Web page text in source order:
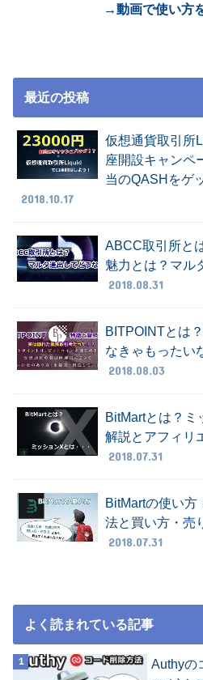
→動画で使い方
最近の投稿
仮想通貨取引所
座開設キャンペ
当のQASHをゲ
2018.10.17
ABCC取引所と
魅力とは？マル
2018.08.31
BITPOINTとは
なきゃもったい
2018.08.03
BitMartとは？ミ
解説とアフィリ
2018.07.31
BitMartの使い方
法と買い方・売
2018.07.31
よく読まれている記事
Authyの